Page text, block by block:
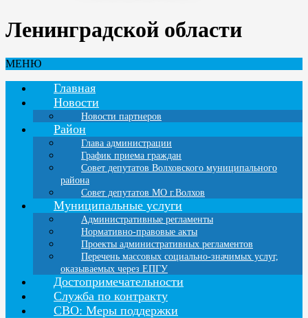
Ленинградской области
МЕНЮ
Главная
Новости
Новости партнеров
Район
Глава администрации
График приема граждан
Совет депутатов Волховского муниципального
района
Совет депутатов МО г.Волхов
Муниципальные услуги
Административные регламенты
Нормативно-правовые акты
Проекты административных регламентов
Перечень массовых социально-значимых услуг,
оказываемых через ЕПГУ
Достопримечательности
Служба по контракту
СВО: Меры поддержки